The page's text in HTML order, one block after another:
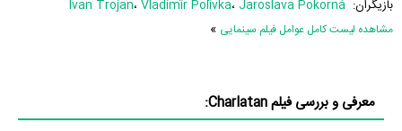
بازیگران:
Ivan Trojan، Vladimír Polívka، Jaroslava Pokorná
مشاهده لیست کامل عوامل فیلم سینمایی »
معرفی و بررسی فیلم Charlatan: